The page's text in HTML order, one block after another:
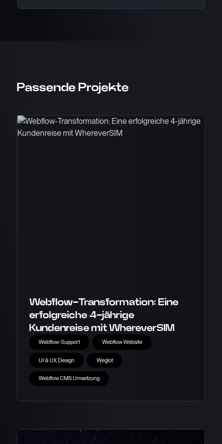
Passende Projekte
Webflow-Transformation: Eine
erfolgreiche 4-jährige
Kundenreise mit WhereverSIM
Webflow-Support Webflow Website
UI & UX Design Weglot
Webflow CMS Umsetzung